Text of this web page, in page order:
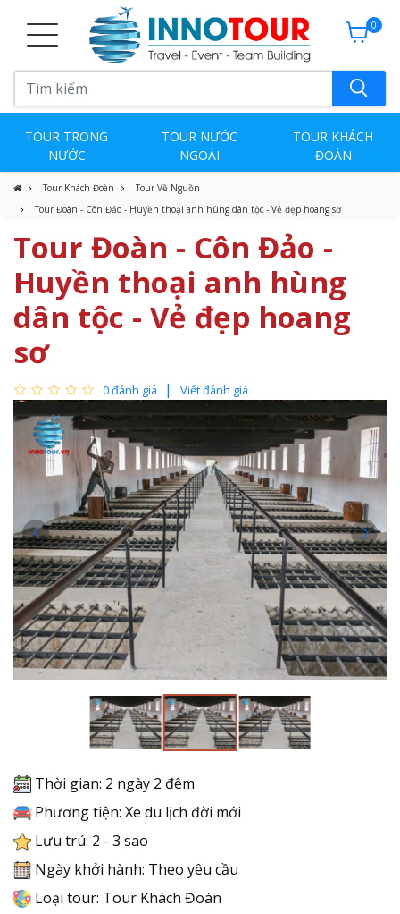
0
TOUR TRONG
NƯỚC
TOUR NƯỚC
NGOÀI
TOUR KHÁCH
ĐOÀN
Tour Khách Đoàn
Tour Về Nguồn
Tour Đoàn - Côn Đảo - Huyền thoại anh hùng dân tộc - Vẻ đẹp hoang sơ
Tour Đoàn - Côn Đảo -
Huyền thoại anh hùng
dân tộc - Vẻ đẹp hoang
sơ
0 đánh giá Viết đánh giá
Thời gian: 2 ngày 2 đêm
Phương tiện: Xe du lịch đời mới
Lưu trú: 2 - 3 sao
Ngày khởi hành: Theo yêu cầu
Loại tour: Tour Khách Đoàn